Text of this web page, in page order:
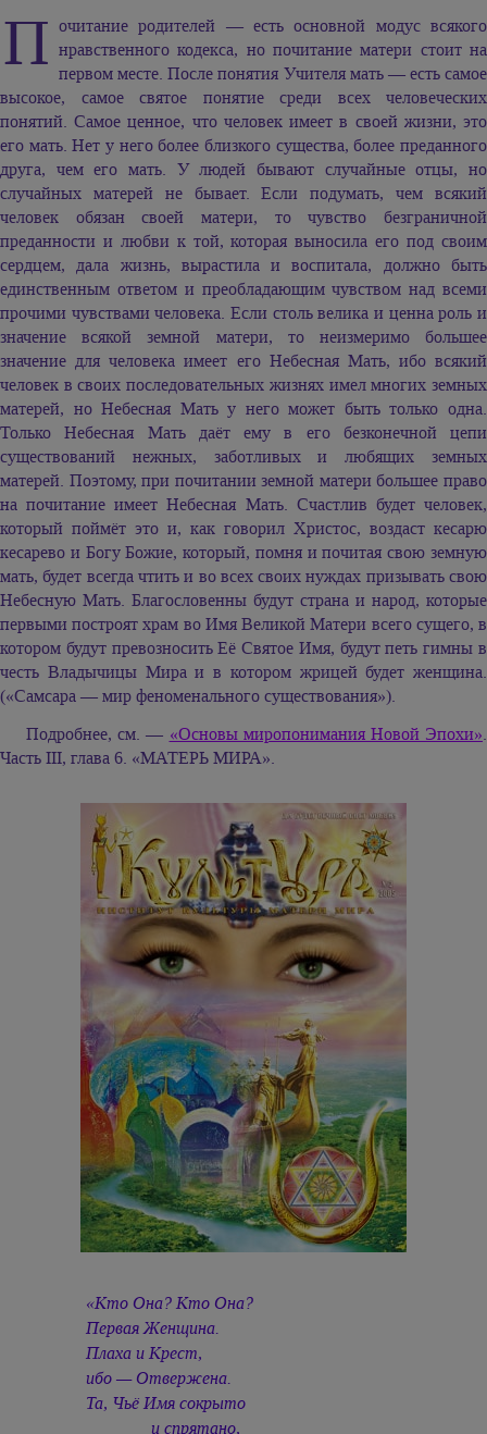
П очитание родителей — есть основной модус всякого
нравственного кодекса, но почитание матери стоит на
первом месте. После понятия Учителя мать — есть самое
высокое, самое святое понятие среди всех человеческих
понятий. Самое ценное, что человек имеет в своей жизни, это
его мать. Нет у него более близкого существа, более преданного
друга, чем его мать. У людей бывают случайные отцы, но
случайных матерей не бывает. Если подумать, чем всякий
человек обязан своей матери, то чувство безграничной
преданности и любви к той, которая выносила его под своим
сердцем, дала жизнь, вырастила и воспитала, должно быть
единственным ответом и преобладающим чувством над всеми
прочими чувствами человека. Если столь велика и ценна роль и
значение всякой земной матери, то неизмеримо большее
значение для человека имеет его Небесная Мать, ибо всякий
человек в своих последовательных жизнях имел многих земных
матерей, но Небесная Мать у него может быть только одна.
Только Небесная Мать даёт ему в его безконечной цепи
существований нежных, заботливых и любящих земных
матерей. Поэтому, при почитании земной матери большее право
на почитание имеет Небесная Мать. Счастлив будет человек,
который поймёт это и, как говорил Христос, воздаст кесарю
кесарево и Богу Божие, который, помня и почитая свою земную
мать, будет всегда чтить и во всех своих нуждах призывать свою
Небесную Мать. Благословенны будут страна и народ, которые
первыми построят храм во Имя Великой Матери всего сущего, в
котором будут превозносить Её Святое Имя, будут петь гимны в
честь Владычицы Мира и в котором жрицей будет женщина.
(«Самсара — мир феноменального существования»).
Подробнее, см. — «Основы миропонимания Новой Эпохи».
Часть III, глава 6. «МАТЕРЬ МИРА».
«Кто Она? Кто Она?
Первая Женщина.
Плаха и Крест,
ибо — Отвержена.
Та, Чьё Имя сокрыто
и спрятано,